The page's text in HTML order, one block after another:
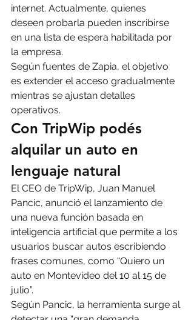
internet. Actualmente, quienes
deseen probarla pueden inscribirse
en una lista de espera habilitada por
la empresa.
Según fuentes de Zapia, el objetivo
es extender el acceso gradualmente
mientras se ajustan detalles
operativos.
Con TripWip podés
alquilar un auto en
lenguaje natural
El CEO de TripWip, Juan Manuel
Pancic, anunció el lanzamiento de
una nueva función basada en
inteligencia artificial que permite a los
usuarios buscar autos escribiendo
frases comunes, como “Quiero un
auto en Montevideo del 10 al 15 de
julio”.
Según Pancic, la herramienta surge al